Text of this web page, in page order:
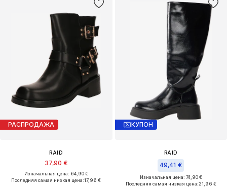
РАСПРОДАЖА
RAID
37,90 €
Изначальная цена: 64,90 €
Последняя самая низкая цена:17,96 €
КУПОН
RAID
49,41 €
Изначальная цена: 74,90 €
Последняя самая низкая цена:21,96 €